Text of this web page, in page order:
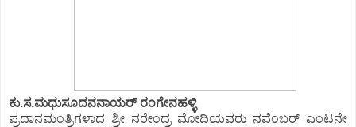
ಕು.ಸ.ಮಧುಸೂದನನಾಯರ್ ರಂಗೇನಹಳ್ಳಿ
ಪ್ರದಾನಮಂತ್ರಿಗಳಾದ ಶ್ರೀ ನರೇಂದ್ರ ಮೋದಿಯವರು ನವೆಂಬರ್ ಎಂಟನೇ